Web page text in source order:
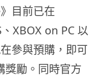
目前已在
XBOX on PC 以
參與預購，即可
獎勵。同時官方